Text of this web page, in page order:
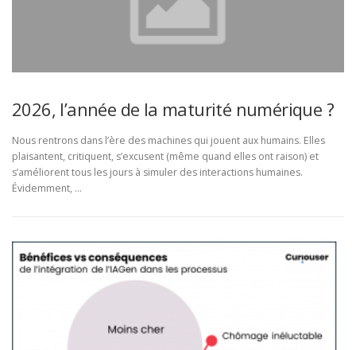
2026, l’année de la maturité numérique ?
Nous rentrons dans l’ère des machines qui jouent aux humains. Elles
plaisantent, critiquent, s’excusent (même quand elles ont raison) et
s’améliorent tous les jours à simuler des interactions humaines.
Évidemment, …